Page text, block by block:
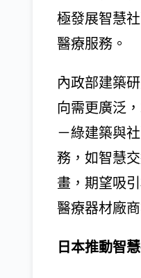
極發展智慧
醫療服務。
內政部建築
向需更廣泛
－綠建築與
務，如智慧
畫，期望吸
醫療器材廠
日本推動智